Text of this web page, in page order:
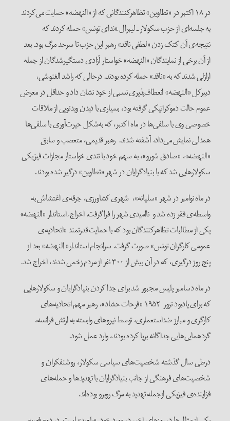
در ۱۸ اکتبر در «تطاوین» تظاهرکنندگانی که از «النهضه» حمایت می‌کردند
به جلسه‌ای از حزب سکولار ـ لیبرال ِ«ندای تونس» حمله کردند که
نتیجه‌ی آن کتک زدن «لطفی ناقد» رهبر این حزب تا سرحد مرگ بود. بعد
از آن برخی از نمایندگان «النهضه» خواستار آزادی دستگیرشدگان از جمله
ارازلی شدند که به «ناقد» حمله کرده بودند. درحالی که راشد الغنوشی،
دبیرکل «النهضه» انعطاف‌پذیری نسبی از خود نشان داد و حداقل در معرض
عموم حالت دموکراتیکی گرفته بود، بسیاری با دیدن ویدئویی از ملاقات
خصوصی وی با سلفی‌ها در ماه اکتبر، که به‌شکل حیرت‌آوری با سلفی‌ها
همدلی نمایش می‌داد، آشفته شدند. رهبر قدیمی، متعصب و سابق
«النهضه»، «صادق شورو»، به سهم خود با تندی خواستار مجازات فیزیکی
سکولارهایی شد که با بنیادگرایان در شهر «تطاوین» درگیر شده بودند.
در ماه نوامبر در شهر «سلیانه»، شهری کشاورزی، جرقه‌ی اغتشاش به
واسطه‌ی فقر زده شد و ناامیدی شهر را فراگرفت. اخراج ِ استاندار «النهضه»
یکی از مطالبات تظاهرکنندگان بود که با حمایت قدرتمند «اتحادیه‌ی
عمومی کارگران تونس» صورت گرفت. سرانجام استاندار« النهضه» بعد از
پنج روز درگیری، که در آن بیش از ۳۰۰ نفر از مردم زخمی شدند، اخراج شد.
در ماه دسامبر پلیس مجبور شد برای جدا کردن بنیادگرایان و سکولارهایی
که برای یادبود ترور ۱۹۵۲ «فرحات حشاد»، رهبر مهم اتحادیه‌های
کارگری و مبارز ضداستعماری، توسط نیروهای وابسته به ارتش فرانسه،
گردهمایی‌هایی جداگانه برپا کرده بودند، وارد عمل شود.
درطی سال گذشته شخصیت‌های سیاسی سکولار، روشنفکران و
شخصیت‌های فرهنگی از جانب بنیادگرایان با تهدیدها و حمله‌های
فزاینده‌‌ی فیزیکی ازجمله تهدید به مرگ روبرو بوده‌اند.